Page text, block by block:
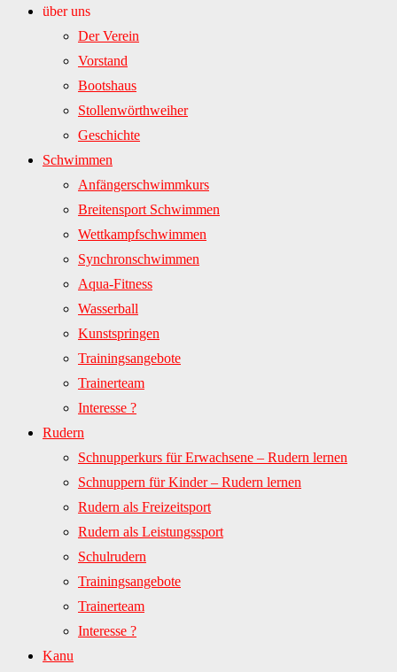
über uns
Der Verein
Vorstand
Bootshaus
Stollenwörthweiher
Geschichte
Schwimmen
Anfängerschwimmkurs
Breitensport Schwimmen
Wettkampfschwimmen
Synchronschwimmen
Aqua-Fitness
Wasserball
Kunstspringen
Trainingsangebote
Trainerteam
Interesse ?
Rudern
Schnupperkurs für Erwachsene – Rudern lernen
Schnuppern für Kinder – Rudern lernen
Rudern als Freizeitsport
Rudern als Leistungssport
Schulrudern
Trainingsangebote
Trainerteam
Interesse ?
Kanu